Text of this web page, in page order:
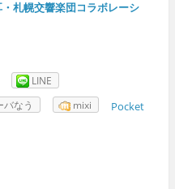
札幌交響楽団コラボレーシ
LINE
バなう mixi Pocket